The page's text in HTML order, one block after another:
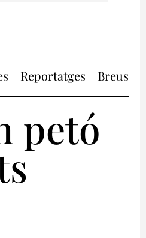
Reportatges Breus
petó